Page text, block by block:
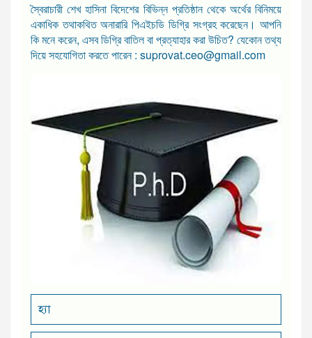
স্বৈরাচারী শেখ হাসিনা বিদেশের বিভিন্ন প্রতিষ্ঠান থেকে অর্থের বিনিময়ে
একাধিক তথাকথিত অনারারি পিএইচডি ডিগ্রি সংগ্রহ করেছেন। আপনি
কি মনে করেন, এসব ডিগ্রি বাতিল বা প্রত্যাহার করা উচিত? যেকোন তথ্য
দিয়ে সহযোগিতা করতে পারেন : suprovat.ceo@gmail.com
হ্যা